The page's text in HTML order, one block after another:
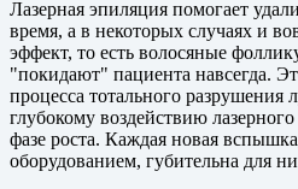
Лазерная эпиляция помогает
время, а в некоторых случаях и
эффект, то есть волосяные
"покидают" пациента навсегда.
процесса тотального разрушения
глубокому воздействию
фазе роста. Каждая новая
оборудованием, губительна для